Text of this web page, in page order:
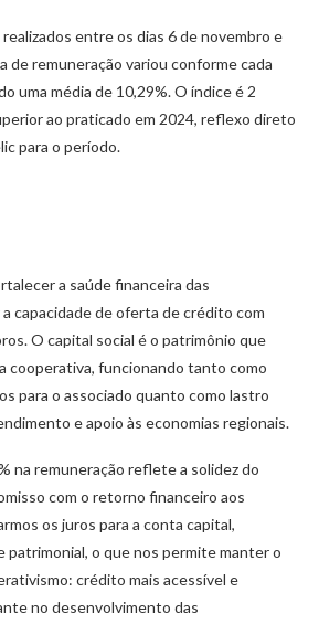
entre os dias 6 de novembro e
de remuneração variou conforme cada
uma média de 10,29%. O índice é 2
ao praticado em 2024, reflexo direto
para o período.
a saúde financeira das
capacidade de oferta de crédito com
O capital social é o patrimônio que
cooperativa, funcionando tanto como
para o associado quanto como lastro
e apoio às economias regionais.
na remuneração reflete a solidez do
com o retorno financeiro aos
os juros para a conta capital,
patrimonial, o que nos permite manter o
crédito mais acessível e
no desenvolvimento das